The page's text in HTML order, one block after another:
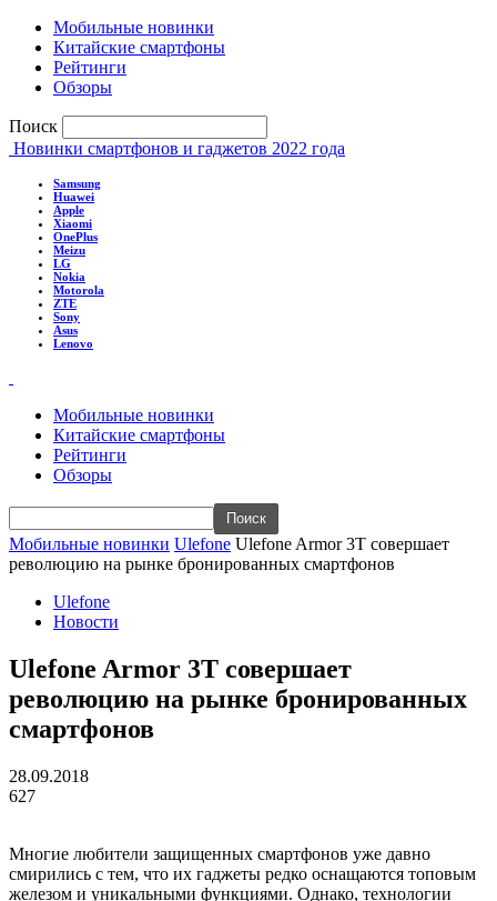
Мобильные новинки
Китайские смартфоны
Рейтинги
Обзоры
Поиск
Новинки смартфонов и гаджетов 2022 года
Samsung
Huawei
Apple
Xiaomi
OnePlus
Meizu
LG
Nokia
Motorola
ZTE
Sony
Asus
Lenovo
Мобильные новинки
Китайские смартфоны
Рейтинги
Обзоры
Мобильные новинки Ulefone Ulefone Armor 3T совершает
революцию на рынке бронированных смартфонов
Ulefone
Новости
Ulefone Armor 3T совершает
революцию на рынке бронированных
смартфонов
28.09.2018
627
Многие любители защищенных смартфонов уже давно
смирились с тем, что их гаджеты редко оснащаются топовым
железом и уникальными функциями. Однако, технологии